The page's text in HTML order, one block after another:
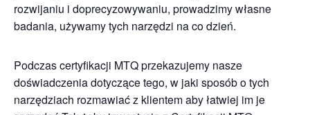
rozwijaniu i doprecyzowywaniu, prowadzimy własne
badania, używamy tych narzędzi na co dzień.
Podczas certyfikacji MTQ przekazujemy nasze
doświadczenia dotyczące tego, w jaki sposób o tych
narzędziach rozmawiać z klientem aby łatwiej im je